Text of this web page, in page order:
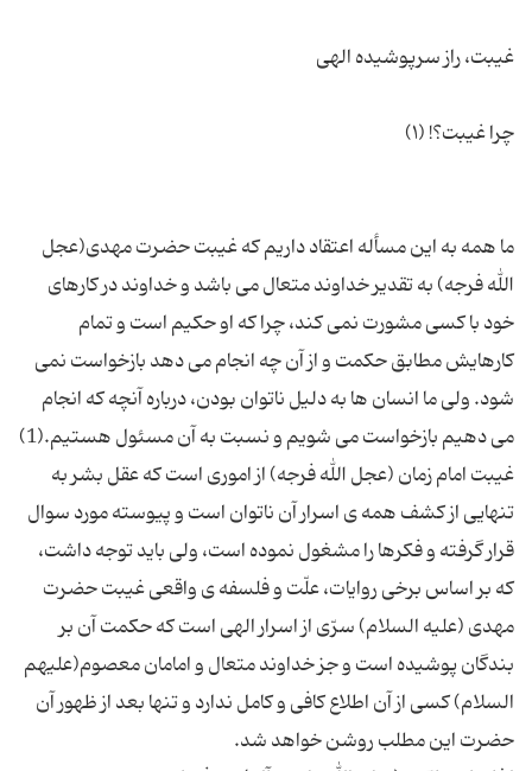
ما همه به این مسأله اعتقاد داریم که غیبت حضرت مهدی(عجل
الله فرجه) به تقدیر خداوند متعال می باشد و خداوند در کارهای
خود با کسی مشورت نمی کند، چرا که او حکیم است و تمام
کارهایش مطابق حکمت و از آن چه انجام می دهد بازخواست نمی
شود. ولی ما انسان ها به دلیل ناتوان بودن، درباره آنچه که انجام
غیبت امام زمان (عجل الله فرجه) از اموری است که عقل بشر به
تنهایی از کشف همه ی اسرار آن ناتوان است و پیوسته مورد سوال
قرار گرفته و فکرها را مشغول نموده است، ولی باید توجه داشت،
که بر اساس برخی روایات، علّت و فلسفه ی واقعی غیبت حضرت
مهدی (علیه السلام) سرّی از اسرار الهی است که حکمت آن بر
بندگان پوشیده است و جز خداوند متعال و امامان معصوم(علیهم
السلام) کسی از آن اطلاع کافی و کامل ندارد و تنها بعد از ظهور آن